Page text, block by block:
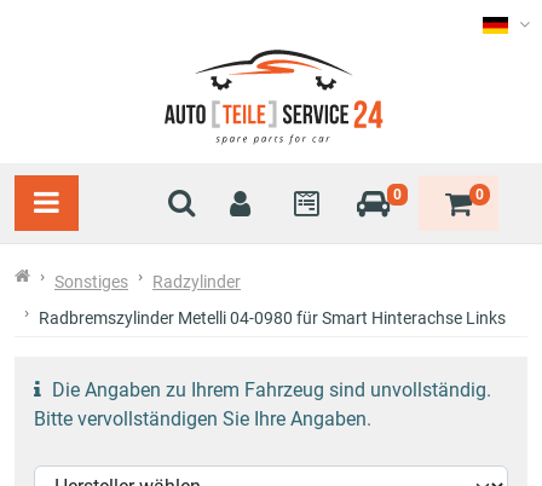
0 0
Sonstiges
Radzylinder
Radbremszylinder Metelli 04-0980 für Smart Hinterachse Links
Die Angaben zu Ihrem Fahrzeug sind unvollständig.
Bitte vervollständigen Sie Ihre Angaben.